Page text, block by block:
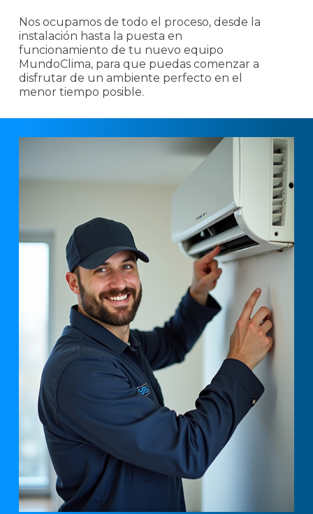
Nos ocupamos de todo el proceso, desde la
instalación hasta la puesta en
funcionamiento de tu nuevo equipo
MundoClima, para que puedas comenzar a
disfrutar de un ambiente perfecto en el
menor tiempo posible.